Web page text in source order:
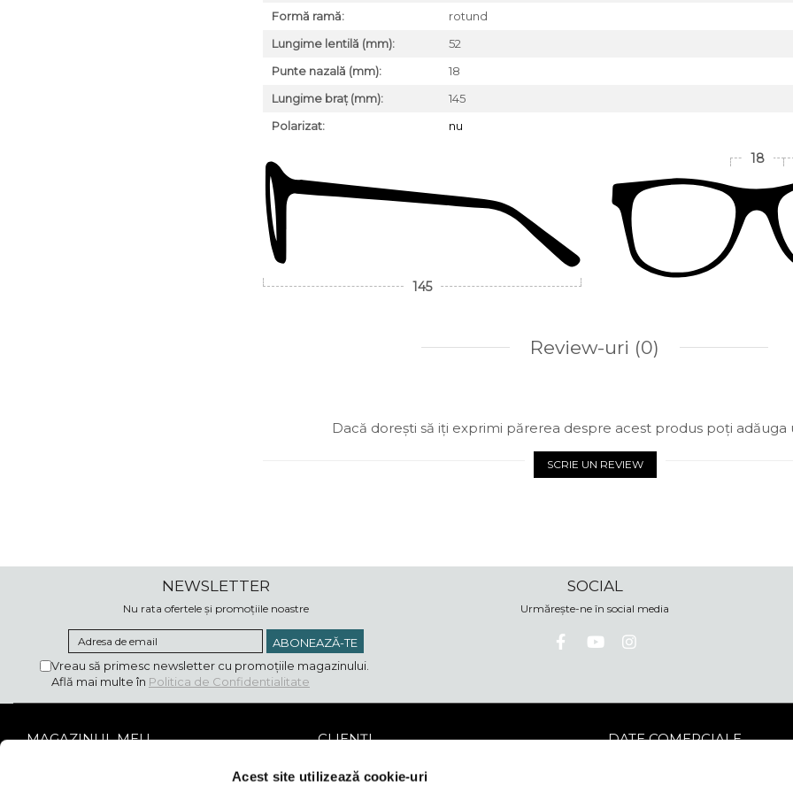
Acest site utilizează cookie-uri
Formă ramă:
rotund
Lungime lentilă (mm):
52
Punte nazală (mm):
18
Lungime braț (mm):
145
Polarizat:
nu
145
18
Review-uri (0)
Dacă dorești să iți exprimi părerea despre acest produs poți adăuga
SCRIE UN REVIEW
NEWSLETTER
Nu rata ofertele și promoțiile noastre
Vreau să primesc newsletter cu promoțiile magazinului.
Află mai multe în Politica de Confidentialitate
SOCIAL
Urmărește-ne în social media
MAGAZINUL MEU CLIENȚI
Metode de Plată
DATE COMERCIALE